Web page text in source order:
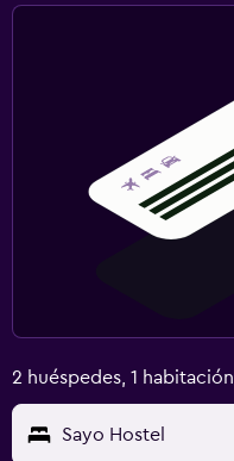
2 huéspedes, 1 habitación
Sayo Hostel